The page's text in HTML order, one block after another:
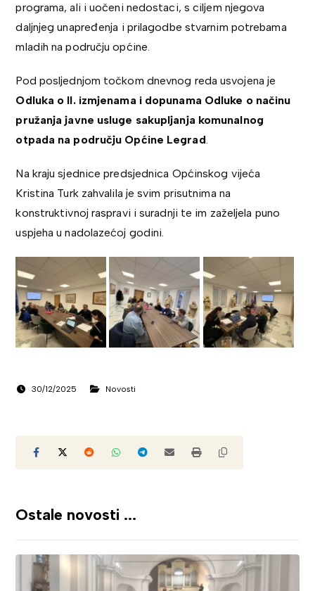
programa, ali i uočeni nedostaci, s ciljem njegova
daljnjeg unapređenja i prilagodbe stvarnim potrebama
mladih na području općine.
Pod posljednjom točkom dnevnog reda usvojena je
Odluka o II. izmjenama i dopunama Odluke o načinu
pružanja javne usluge sakupljanja komunalnog
otpada na području Općine Legrad.
Na kraju sjednice predsjednica Općinskog vijeća
Kristina Turk zahvalila je svim prisutnima na
konstruktivnoj raspravi i suradnji te im zaželjela puno
uspjeha u nadolazećoj godini.
30/12/2025 Novosti
Ostale novosti ...